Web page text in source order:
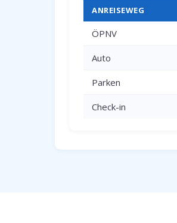
ANREISEWEG
ÖPNV
Auto
Parken
Check-in